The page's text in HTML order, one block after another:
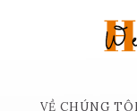
VỀ CHÚNG TÔI